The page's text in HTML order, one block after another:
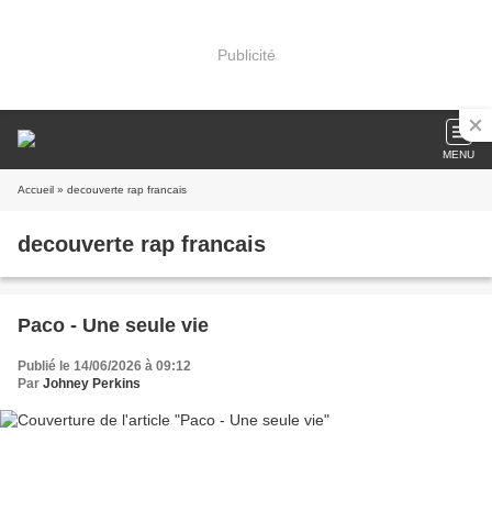
Publicité
MENU
Accueil » decouverte rap francais
decouverte rap francais
Paco - Une seule vie
Publié le 14/06/2026 à 09:12
Par Johney Perkins